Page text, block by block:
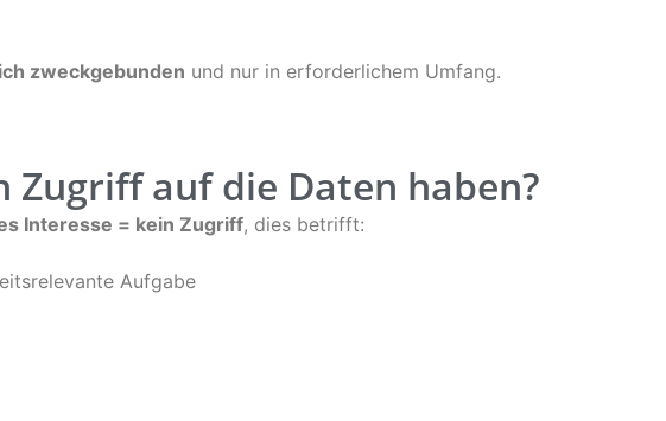
zweckgebunden und nur in erforderlichem Umfang.
Zugriff auf die Daten haben?
Interesse = kein Zugriff, dies betrifft:
Aufgabe